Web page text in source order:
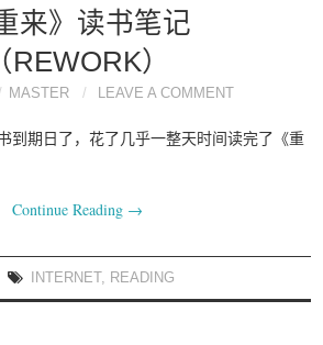
来》读书笔记
（REWORK）
MASTER LEAVE A COMMENT
到期日了，花了几乎一整天时间读完了《重
Continue Reading →
INTERNET , READING